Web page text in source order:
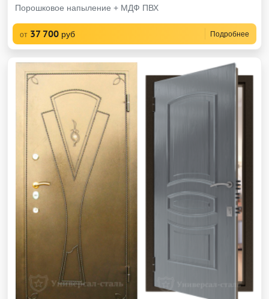
Порошковое напыление + МДФ ПВХ
от 37 700 руб Подробнее